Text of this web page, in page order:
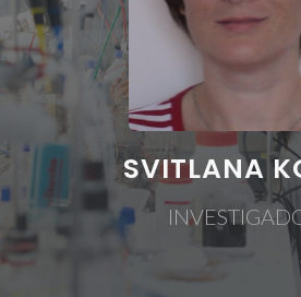
SVITLANA